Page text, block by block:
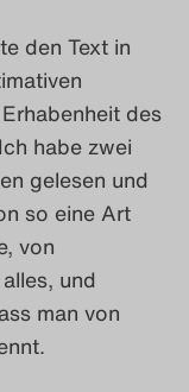
den Text in
des
habe zwei
gelesen und
so eine Art
von
und
man von